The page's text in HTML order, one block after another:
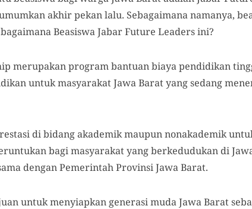
akhir pekan lalu. Sebagaimana namanya,
Beasiswa Jabar Future Leaders ini?
merupakan program bantuan biaya pendidikan
untuk masyarakat Jawa Barat yang sedang
di bidang akademik maupun nonakademik
bagi masyarakat yang berkedudukan di
dengan Pemerintah Provinsi Jawa Barat.
untuk menyiapkan generasi muda Jawa Barat